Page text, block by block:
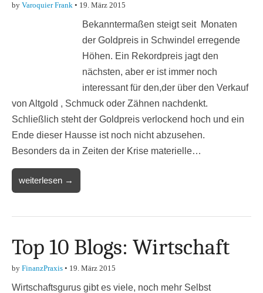
by Varoquier Frank • 19. März 2015
Bekanntermaßen steigt seit Monaten
der Goldpreis in Schwindel erregende
Höhen. Ein Rekordpreis jagt den
nächsten, aber er ist immer noch
interessant für den,der über den Verkauf
von Altgold , Schmuck oder Zähnen nachdenkt.
Schließlich steht der Goldpreis verlockend hoch und ein
Ende dieser Hausse ist noch nicht abzusehen.
Besonders da in Zeiten der Krise materielle…
weiterlesen →
Top 10 Blogs: Wirtschaft
by FinanzPraxis • 19. März 2015
Wirtschaftsgurus gibt es viele, noch mehr Selbst